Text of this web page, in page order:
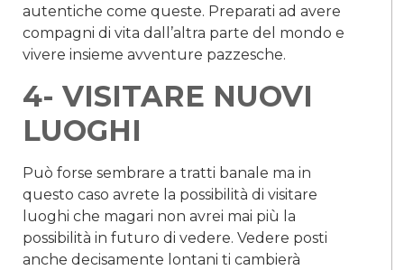
autentiche come queste. Preparati ad avere
compagni di vita dall’altra parte del mondo e
vivere insieme avventure pazzesche.
4- VISITARE NUOVI
LUOGHI
Può forse sembrare a tratti banale ma in
questo caso avrete la possibilità di visitare
luoghi che magari non avrei mai più la
possibilità in futuro di vedere. Vedere posti
anche decisamente lontani ti cambierà